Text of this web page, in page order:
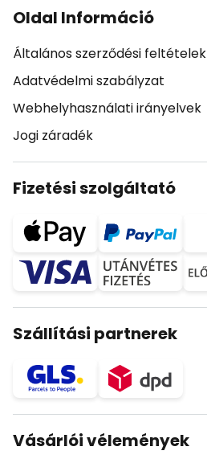
Oldal Információ
Általános szerződési feltételek
Adatvédelmi szabályzat
Webhelyhasználati irányelvek
Jogi záradék
Fizetési szolgáltató
Szállítási partnerek
Vásárlói vélemények